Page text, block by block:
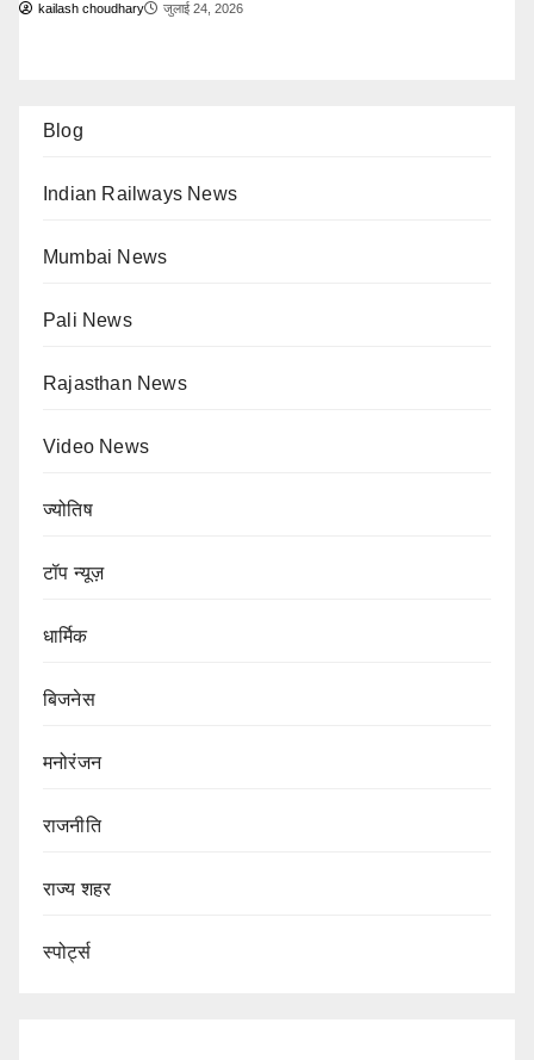
kailash choudhary जुलाई 24, 2026
Blog
Indian Railways News
Mumbai News
Pali News
Rajasthan News
Video News
ज्योतिष
टॉप न्यूज़
धार्मिक
बिजनेस
मनोरंजन
राजनीति
राज्य शहर
स्पोर्ट्स